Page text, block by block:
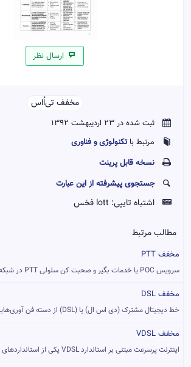
ارسال نظر
مخفف تی‌اُ‌اس‌‌
ثبت شده در 23 اردیبهشت 1392
مرتبط باتکنولوژی و فناوری
نسخه قابل پرينت
جستجوی پیشرفته از این عبارت
اشتباه تایپی: lott فخس
مطالب مرتبط
مخفف PTT
سرویس POC یا خدمات بگیر و صحبت کن سلولی PTT در شبکه تلفن همر...
مخفف DSL
خط دیجیتال مشترک (دی اس ال) یا (DSL) از دسته فن آوری‌هایی اس...
مخفف VDSL
اینترنت پرسرعت مبتنی بر استاندارد VDSL یکی از استانداردهای ...